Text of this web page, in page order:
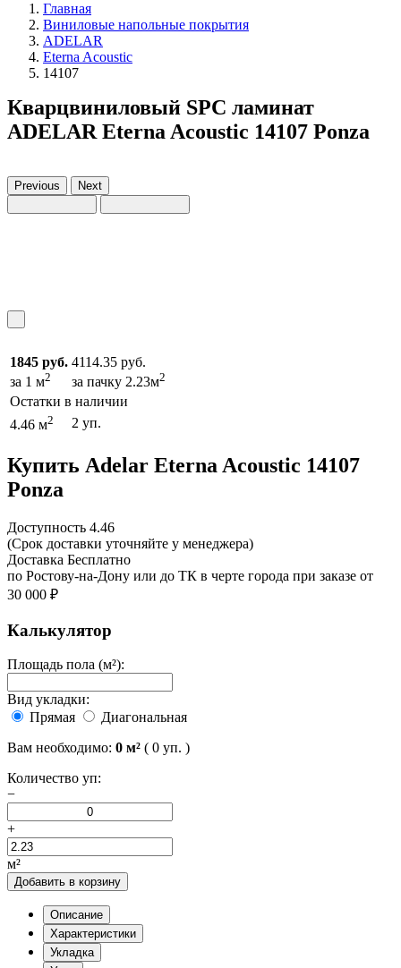
Главная
Виниловые напольные покрытия
ADELAR
Eterna Acoustic
14107
Кварцвиниловый SPC ламинат
ADELAR Eterna Acoustic 14107 Ponza
Previous Next
1845 руб.
за 1 м2
4114.35 руб.
за пачку 2.23м2
Остатки в наличии
4.46 м2 2 уп.
Купить Adelar Eterna Acoustic 14107
Ponza
Доcтупность 4.46
(Срок доставки уточняйте у менеджера)
Доставка Бесплатно
по Ростову-на-Дону или до ТК в черте города при заказе от
30 000 ₽
Калькулятор
Площадь пола (м²):
Вид укладки:
Прямая
Диагональная
Вам необходимо: 0 м² ( 0 уп. )
Количество уп:
−
+
м²
Добавить в корзину
Описание
Характеристики
Укладка